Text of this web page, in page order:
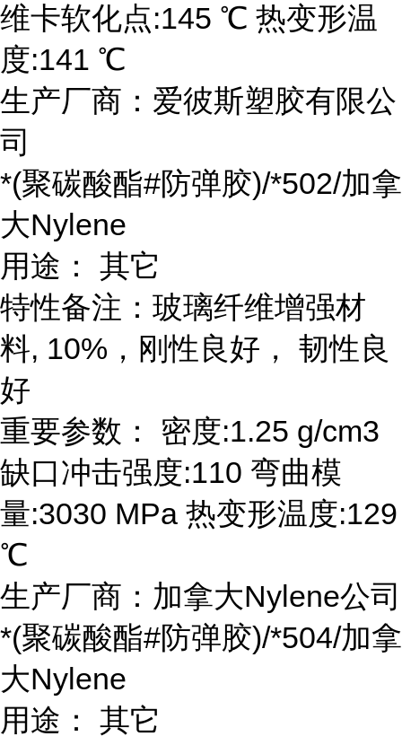
维卡软化点:145 ℃ 热变形温
度:141 ℃
生产厂商：爱彼斯塑胶有限公
司
*(聚碳酸酯#防弹胶)/*502/加拿
大Nylene
用途： 其它
特性备注：玻璃纤维增强材
料, 10%，刚性良好， 韧性良
好
重要参数： 密度:1.25 g/cm3
缺口冲击强度:110 弯曲模
量:3030 MPa 热变形温度:129
℃
生产厂商：加拿大Nylene公司
*(聚碳酸酯#防弹胶)/*504/加拿
大Nylene
用途： 其它